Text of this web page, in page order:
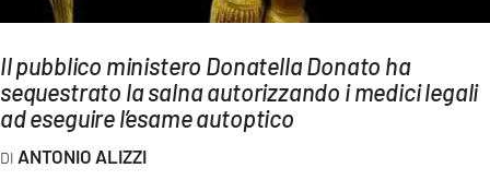
LAC ONAIR
LaC
Network
Il pubblico ministero Donatella Donato ha
sequestrato la salna autorizzando i medici legali
ad eseguire l’esame autoptico
ANTONIO ALIZZI